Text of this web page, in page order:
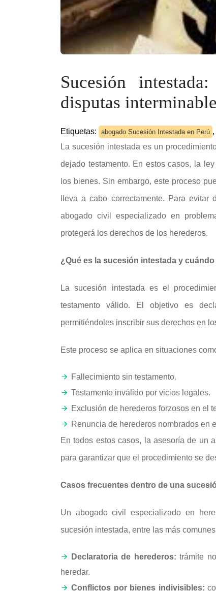
Sucesión
disputas
Etiquetas: abogado Sucesión Intestada en Perú ,
La sucesión intestada es un
dejado testamento. En estos casos, la
los bienes. Sin embargo, este proceso
lleva a cabo correctamente. Para
abogado civil especializado en
protegerá los derechos de los herederos.
¿Qué es la sucesión intestada y
La sucesión intestada es el
testamento válido. El objetivo es
permitiéndoles inscribir sus derechos en
Este proceso se aplica en situaciones
Fallecimiento sin testamento.
Testamento inválido por vicios legales.
Exclusión de herederos forzosos en el
Renuncia de herederos nombrados en
En todos estos casos, la asesoría de un
para garantizar que el procedimiento se
Casos frecuentes dentro de una
Un abogado civil especializado en
sucesión intestada, entre las más
Declaratoria de herederos: trámite
heredar.
Conflictos por bienes indivisibles: